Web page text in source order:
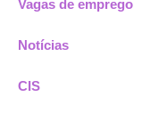
Vagas de emprego
Notícias
CIS